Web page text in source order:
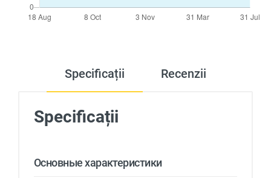
Specificații Recenzii
Specificații
Основные характеристики